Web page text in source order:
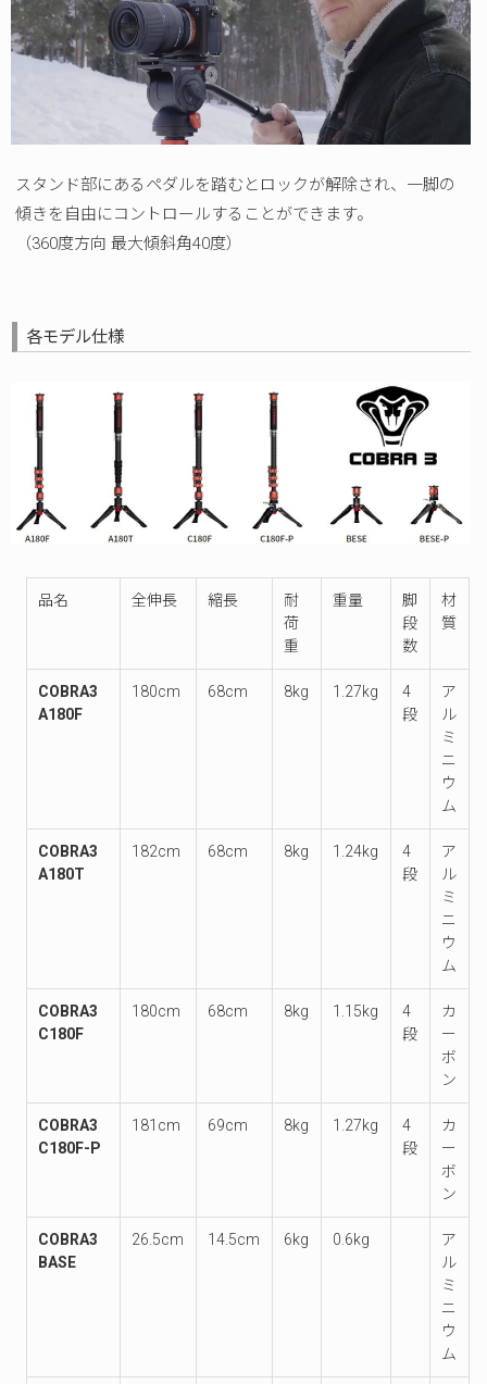
スタンド部にあるペダルを踏むとロックが解除され、一脚の
傾きを自由にコントロールすることができます。
（360度方向 最大傾斜角40度）
各モデル仕様
品名 全伸長 縮長
耐
荷
重
重量
脚
段
数
材
質
COBRA3
A180F
180cm 68cm 8kg 1.27kg
4
段
ア
ル
ミ
ニ
ウ
ム
COBRA3
A180T
182cm 68cm 8kg 1.24kg
4
段
ア
ル
ミ
ニ
ウ
ム
COBRA3
C180F
180cm 68cm 8kg 1.15kg
4
段
カ
ー
ボ
ン
COBRA3
C180F-P
181cm 69cm 8kg 1.27kg
4
段
カ
ー
ボ
ン
COBRA3
BASE
26.5cm 14.5cm 6kg 0.6kg
ア
ル
ミ
ニ
ウ
ム